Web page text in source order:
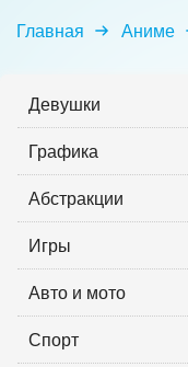
Главная Аниме
Девушки
Графика
Абстракции
Игры
Авто и мото
Спорт